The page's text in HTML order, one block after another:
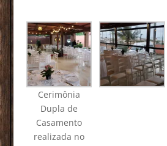
Cerimônia
Dupla de
Casamento
realizada no